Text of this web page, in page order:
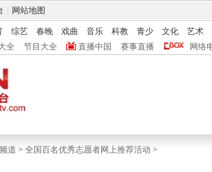
网站地图
综艺 春晚 戏曲 音乐 科教 青少 文化
艺术
全 节目大全 直播中国 赛事直播 网络
道 > 全国百名优秀志愿者网上推荐活动 >